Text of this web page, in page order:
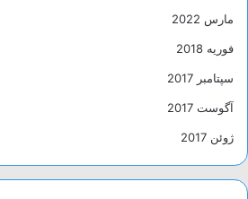
نتیجه کدام عناصر
سیارات فراخورشیدی
غول پیکر قرار گیرند.
مارس 2022
فوریه 2018
سپتامبر 2017
آگوست 2017
ژوئن 2017